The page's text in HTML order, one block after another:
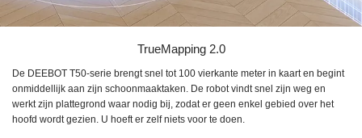
TrueMapping 2.0
De DEEBOT T50-serie brengt snel tot 100 vierkante meter in kaart en begint
onmiddellijk aan zijn schoonmaaktaken. De robot vindt snel zijn weg en
werkt zijn plattegrond waar nodig bij, zodat er geen enkel gebied over het
hoofd wordt gezien. U hoeft er zelf niets voor te doen.